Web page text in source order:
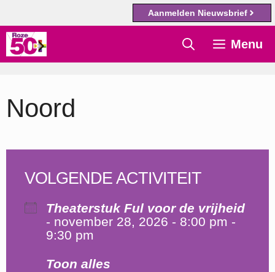
Aanmelden Nieuwsbrief
Ga
naar
Menu
Noord
VOLGENDE ACTIVITEIT
Theaterstuk Ful voor de vrijheid
- november 28, 2026 - 8:00 pm -
9:30 pm
Toon alles